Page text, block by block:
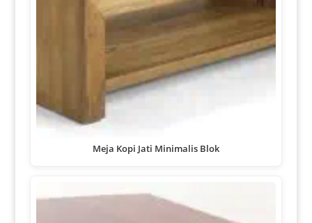
Meja Kopi Jati Minimalis Blok